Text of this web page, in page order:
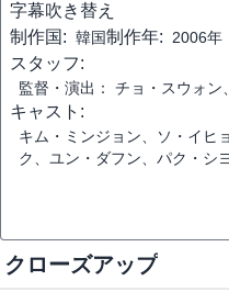
字幕吹き替え
制作国: 韓国制作年: 2006年
スタッフ:
監督・演出： チョ・スウォン
キャスト:
キム・ミンジョン、ソ・イヒ
ク、ユン・ダフン、パク・シ
クローズアップ